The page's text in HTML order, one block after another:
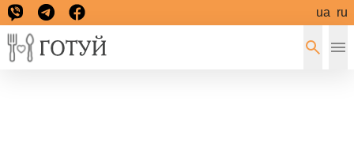
ua ru